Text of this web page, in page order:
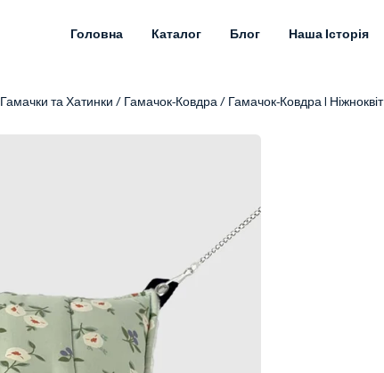
Головна Каталог Блог Наша Історія
Гамачки та Хатинки/Гамачок-Ковдра/ Гамачок-Ковдра | Ніжноквіт